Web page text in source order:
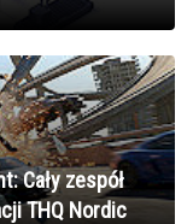
Cały zespół
THQ Nordic